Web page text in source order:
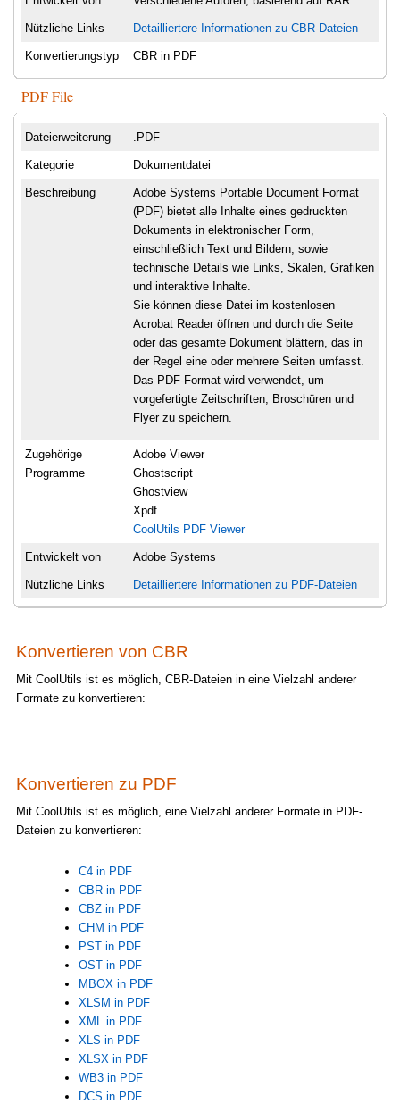
Nützliche Links Detailliertere Informationen zu CBR-Dateien
Konvertierungstyp CBR in PDF
PDF File
Dateierweiterung .PDF
Kategorie Dokumentdatei
Beschreibung
Adobe Systems Portable Document Format
(PDF) bietet alle Inhalte eines gedruckten
Dokuments in elektronischer Form,
einschließlich Text und Bildern, sowie
technische Details wie Links, Skalen, Grafiken
und interaktive Inhalte.
Sie können diese Datei im kostenlosen
Acrobat Reader öffnen und durch die Seite
oder das gesamte Dokument blättern, das in
der Regel eine oder mehrere Seiten umfasst.
Das PDF-Format wird verwendet, um
vorgefertigte Zeitschriften, Broschüren und
Flyer zu speichern.
Zugehörige
Programme
Adobe Viewer
Ghostscript
Ghostview
Xpdf
CoolUtils PDF Viewer
Entwickelt von Adobe Systems
Nützliche Links Detailliertere Informationen zu PDF-Dateien
Konvertieren von CBR
Mit CoolUtils ist es möglich, CBR-Dateien in eine Vielzahl anderer
Formate zu konvertieren:
Konvertieren zu PDF
Mit CoolUtils ist es möglich, eine Vielzahl anderer Formate in PDF-
Dateien zu konvertieren:
C4 in PDF
CBR in PDF
CBZ in PDF
CHM in PDF
PST in PDF
OST in PDF
MBOX in PDF
XLSM in PDF
XML in PDF
XLS in PDF
XLSX in PDF
WB3 in PDF
DCS in PDF